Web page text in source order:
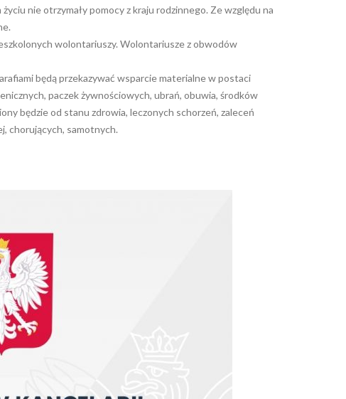
nie otrzymały pomocy z kraju rodzinnego. Ze względu na
wolontariuszy. Wolontariusze z obwodów
będą przekazywać wsparcie materialne w postaci
paczek żywnościowych, ubrań, obuwia, środków
będzie od stanu zdrowia, leczonych schorzeń, zaleceń
chorujących, samotnych.